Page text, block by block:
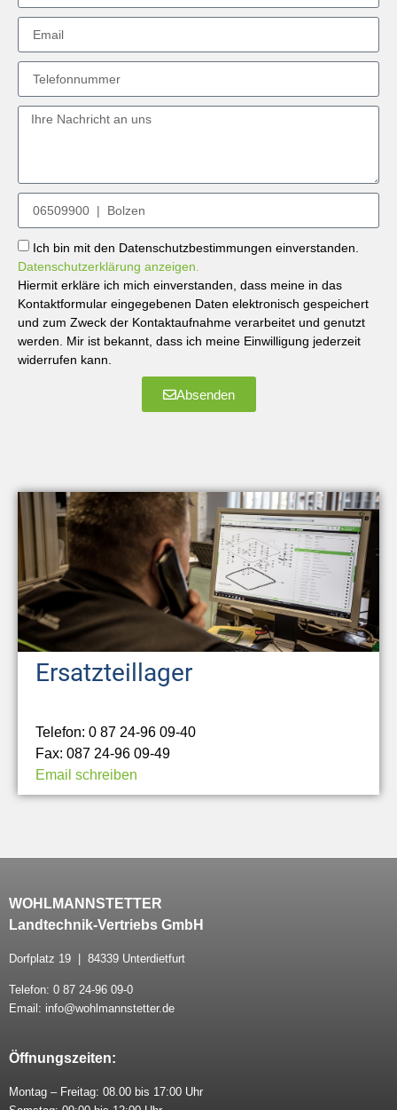
Ich bin mit den Datenschutzbestimmungen einverstanden.
Datenschutzerklärung anzeigen.
Hiermit erkläre ich mich einverstanden, dass meine in das
Kontaktformular eingegebenen Daten elektronisch gespeichert
und zum Zweck der Kontaktaufnahme verarbeitet und genutzt
werden. Mir ist bekannt, dass ich meine Einwilligung jederzeit
widerrufen kann.
Absenden
Ersatzteillager
Telefon: 0 87 24-96 09-40
Fax: 087 24-96 09-49
Email schreiben
WOHLMANNSTETTER
Landtechnik-Vertriebs GmbH
Dorfplatz 19 | 84339 Unterdietfurt
Telefon: 0 87 24-96 09-0
Email: info@wohlmannstetter.de
Öffnungszeiten:
Montag – Freitag: 08.00 bis 17:00 Uhr